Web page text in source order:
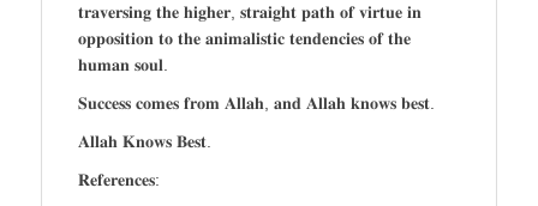
𝐭𝐫𝐚𝐯𝐞𝐫𝐬𝐢𝐧𝐠 𝐭𝐡𝐞 𝐡𝐢𝐠𝐡𝐞𝐫, 𝐬𝐭𝐫𝐚𝐢𝐠𝐡𝐭 𝐩𝐚𝐭𝐡 𝐨𝐟 𝐯𝐢𝐫𝐭𝐮𝐞 𝐢𝐧
𝐨𝐩𝐩𝐨𝐬𝐢𝐭𝐢𝐨𝐧 𝐭𝐨 𝐭𝐡𝐞 𝐚𝐧𝐢𝐦𝐚𝐥𝐢𝐬𝐭𝐢𝐜 𝐭𝐞𝐧𝐝𝐞𝐧𝐜𝐢𝐞𝐬 𝐨𝐟 𝐭𝐡𝐞
𝐡𝐮𝐦𝐚𝐧 𝐬𝐨𝐮𝐥.
𝐒𝐮𝐜𝐜𝐞𝐬𝐬 𝐜𝐨𝐦𝐞𝐬 𝐟𝐫𝐨𝐦 𝐀𝐥𝐥𝐚𝐡, 𝐚𝐧𝐝 𝐀𝐥𝐥𝐚𝐡 𝐤𝐧𝐨𝐰𝐬 𝐛𝐞𝐬𝐭.
𝐀𝐥𝐥𝐚𝐡 𝐊𝐧𝐨𝐰𝐬 𝐁𝐞𝐬𝐭.
𝐑𝐞𝐟𝐞𝐫𝐞𝐧𝐜𝐞𝐬: